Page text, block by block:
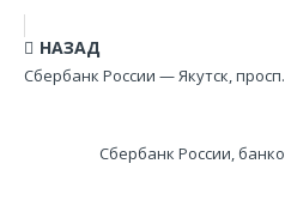
НАЗАД
Сбербанк России — Якутск,
Сбербанк России,